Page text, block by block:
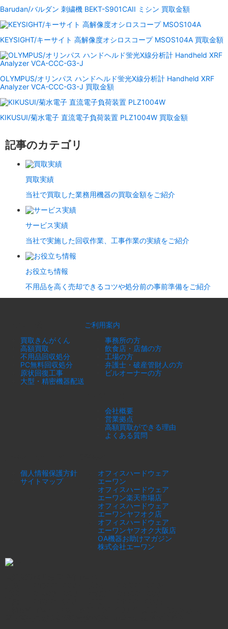
Barudan/バルダン 刺繍機 BEKT-S901CAII ミシン 買取金額
KEYSIGHT/キーサイト 高解像度オシロスコープ MSOS104A 買取金額
OLYMPUS/オリンパス ハンドヘルド蛍光X線分析計 Handheld XRF
Analyzer VCA-CCC-G3-J 買取金額
KIKUSUI/菊水電子 直流電子負荷装置 PLZ1004W 買取金額
記事のカテゴリ
買取実績
当社で買取した業務用機器の買取金額をご紹介
サービス実績
当社で実施した回収作業、工事作業の実績をご紹介
お役立ち情報
不用品を高く売却できるコツや処分前の事前準備をご紹介
買取きんがくん
高額買取
不用品回収処分
PC無料回収処分
原状回復工事
大型・精密機器配送
ご利用案内
事務所の方
飲食店・店舗の方
工場の方
弁護士・破産管財人の方
ビルオーナーの方
会社概要
営業拠点
高額買取ができる理由
よくある質問
個人情報保護方針
サイトマップ
オフィスハードウェア
エーワン
オフィスハードウェア
エーワン楽天市場店
オフィスハードウェア
エーワンヤフオク店
オフィスハードウェア
エーワンヤフオク大阪店
OA機器お助けマガジン
株式会社エーワン